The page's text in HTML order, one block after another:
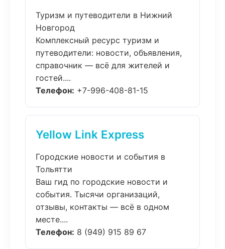
Туризм и путеводители в Нижний
Новгород
Комплексный ресурс туризм и
путеводители: новости, объявления,
справочник — всё для жителей и
гостей....
Телефон: +7-996-408-81-15
Yellow Link Express
Городские новости и события в
Тольятти
Ваш гид по городские новости и
события. Тысячи организаций,
отзывы, контакты — всё в одном
месте....
Телефон: 8 (949) 915 89 67